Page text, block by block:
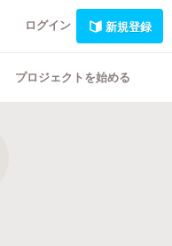
ログイン 新規登録
プロジェクトを始める